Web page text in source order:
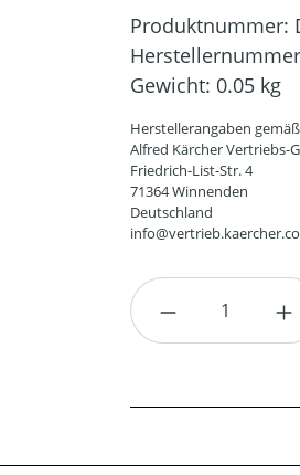
Produktnummer:
Gewicht: 0.05 kg
Herstellerangaben
Alfred Kärcher Vertriebs-
Friedrich-List-Str. 4
71364 Winnenden
Deutschland
Produkt